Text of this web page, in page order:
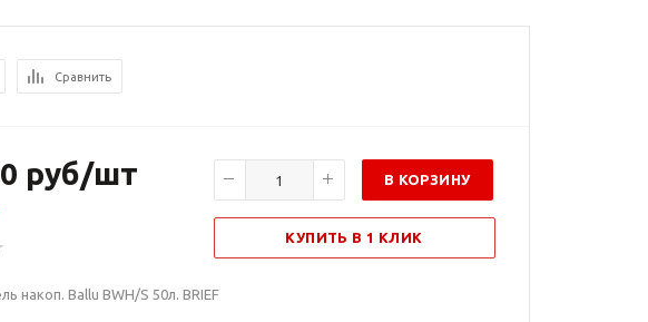
Сравнить
руб/шт В КОРЗИНУ
КУПИТЬ В 1 КЛИК
накоп. Ballu BWH/S 50л. BRIEF